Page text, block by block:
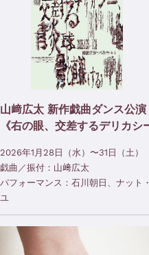
山﨑広太 新作戯曲ダンス公演
《右の眼、交差するデリカシ
2026年1月28日（水）〜31日（土）
戯曲／振付：山﨑広太
パフォーマンス：石川朝日、ナット
ユ